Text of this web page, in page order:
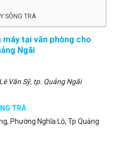
SÔNG TRÀ
tại văn phòng cho
Ngãi
Văn Sỹ, tp. Quảng Ngãi
TRÀ
Phường Nghĩa Lộ, Tp Quảng